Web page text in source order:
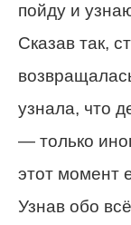
пойду и
Сказав так,
узнала, что
— только
этот момент
Узнав обо